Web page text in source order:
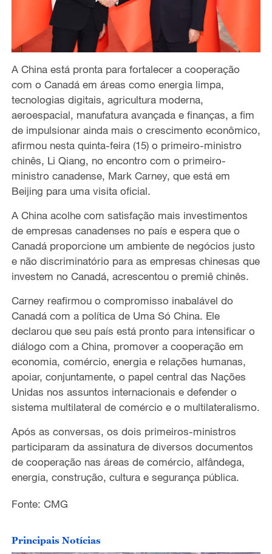
A China está pronta para fortalecer a cooperação
com o Canadá em áreas como energia limpa,
tecnologias digitais, agricultura moderna,
aeroespacial, manufatura avançada e finanças, a fim
de impulsionar ainda mais o crescimento econômico,
afirmou nesta quinta-feira (15) o primeiro-ministro
chinês, Li Qiang, no encontro com o primeiro-
ministro canadense, Mark Carney, que está em
Beijing para uma visita oficial.
A China acolhe com satisfação mais investimentos
de empresas canadenses no país e espera que o
Canadá proporcione um ambiente de negócios justo
e não discriminatório para as empresas chinesas que
investem no Canadá, acrescentou o premiê chinês.
Carney reafirmou o compromisso inabalável do
Canadá com a política de Uma Só China. Ele
declarou que seu país está pronto para intensificar o
diálogo com a China, promover a cooperação em
economia, comércio, energia e relações humanas,
apoiar, conjuntamente, o papel central das Nações
Unidas nos assuntos internacionais e defender o
sistema multilateral de comércio e o multilateralismo.
Após as conversas, os dois primeiros-ministros
participaram da assinatura de diversos documentos
de cooperação nas áreas de comércio, alfândega,
energia, construção, cultura e segurança pública.
Fonte: CMG
Principais Notícias